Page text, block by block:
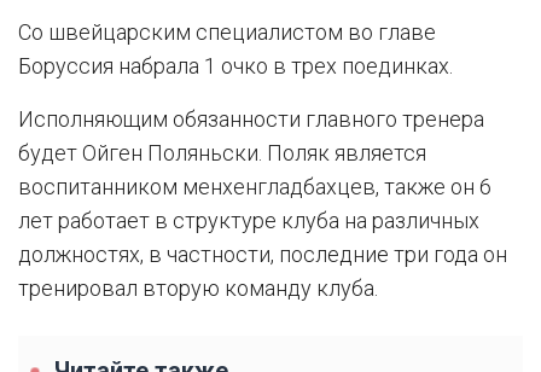
Со швейцарским специалистом во главе
Боруссия набрала 1 очко в трех поединках.
Исполняющим обязанности главного тренера
будет Ойген Поляньски. Поляк является
воспитанником менхенгладбахцев, также он 6
лет работает в структуре клуба на различных
должностях, в частности, последние три года он
тренировал вторую команду клуба.